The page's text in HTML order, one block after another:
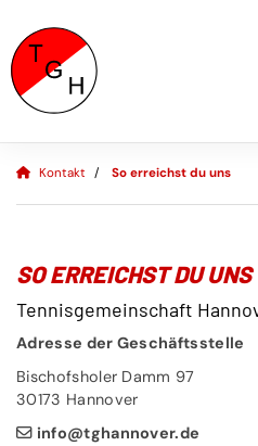
Kontakt So erreichst du uns
SO ERREICHST DU UNS
Tennisgemeinschaft
Adresse der Geschäftsstelle
Bischofsholer Damm 97
30173 Hannover
info@tghannover.de